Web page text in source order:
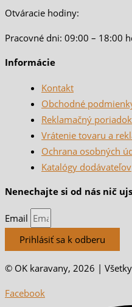
Otváracie hodiny:
Pracovné dni: 09:00 – 18:00
Informácie
Kontakt
Obchodné
Reklamačný poriadok
Vrátenie tovaru a
Ochrana osobných
Katalógy dodávateľov
Nenechajte si od nás nič
Email
Prihlásiť sa k odberu
© OK karavany, 2026 |
Facebook